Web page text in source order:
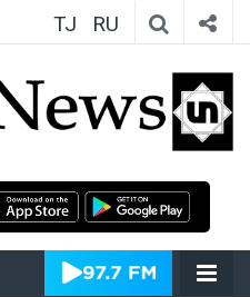
TJ RU
ИмрӯзNews